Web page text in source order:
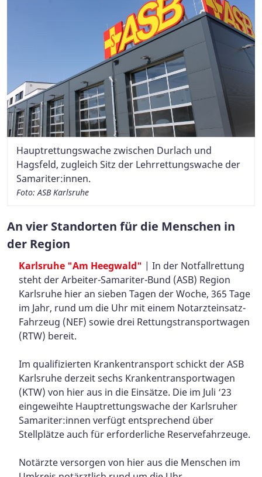
Hauptrettungswache zwischen Durlach und
Hagsfeld, zugleich Sitz der Lehrrettungswache der
Samariter:innen.
Foto: ASB Karlsruhe
An vier Standorten für die Menschen in
der Region
Karlsruhe "Am Heegwald" | In der Notfallrettung
steht der Arbeiter-Samariter-Bund (ASB) Region
Karlsruhe hier an sieben Tagen der Woche, 365 Tage
im Jahr, rund um die Uhr mit einem Notarzteinsatz-
Fahrzeug (NEF) sowie drei Rettungstransportwagen
(RTW) bereit.
Im qualifizierten Krankentransport schickt der ASB
Karlsruhe derzeit sechs Krankentransportwagen
(KTW) von hier aus in die Einsätze. Die im Juli ‘23
eingeweihte Hauptrettungswache der Karlsruher
Samariter:innen verfügt entsprechend über
Stellplätze auch für erforderliche Reservefahrzeuge.
Notärzte versorgen von hier aus die Menschen im